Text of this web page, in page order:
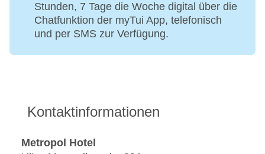
Stunden, 7 Tage die Woche digital über die
Chatfunktion der myTui App, telefonisch
und per SMS zur Verfügung.
Kontaktinformationen
Metropol Hotel